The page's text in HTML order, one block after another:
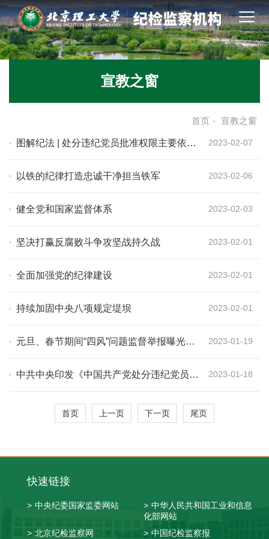
宣教之窗
首页 - 宣教之窗
图解纪法 | 处分违纪党员批准权限主要依据
2023-02-07
以铁的纪律打造忠诚干净担当铁军 2023-02-06
健全党和国家监督体系 2023-02-03
坚决打赢反腐败斗争攻坚战持久战 2023-02-01
全面加强党的纪律建设 2023-02-01
持续加固中央八项规定堤坝 2023-02-01
元旦、春节期间“四风”问题监督举报曝光专
2023-01-19
中共中央印发《中国共产党处分违纪党员批
2023-01-18
首页 上一页 下一页 尾页
快速链接
> 中央纪委国家监委网站 > 中华人民共和国工业和信息
化部网站
> 北京纪检监察网 > 中国纪检监察报